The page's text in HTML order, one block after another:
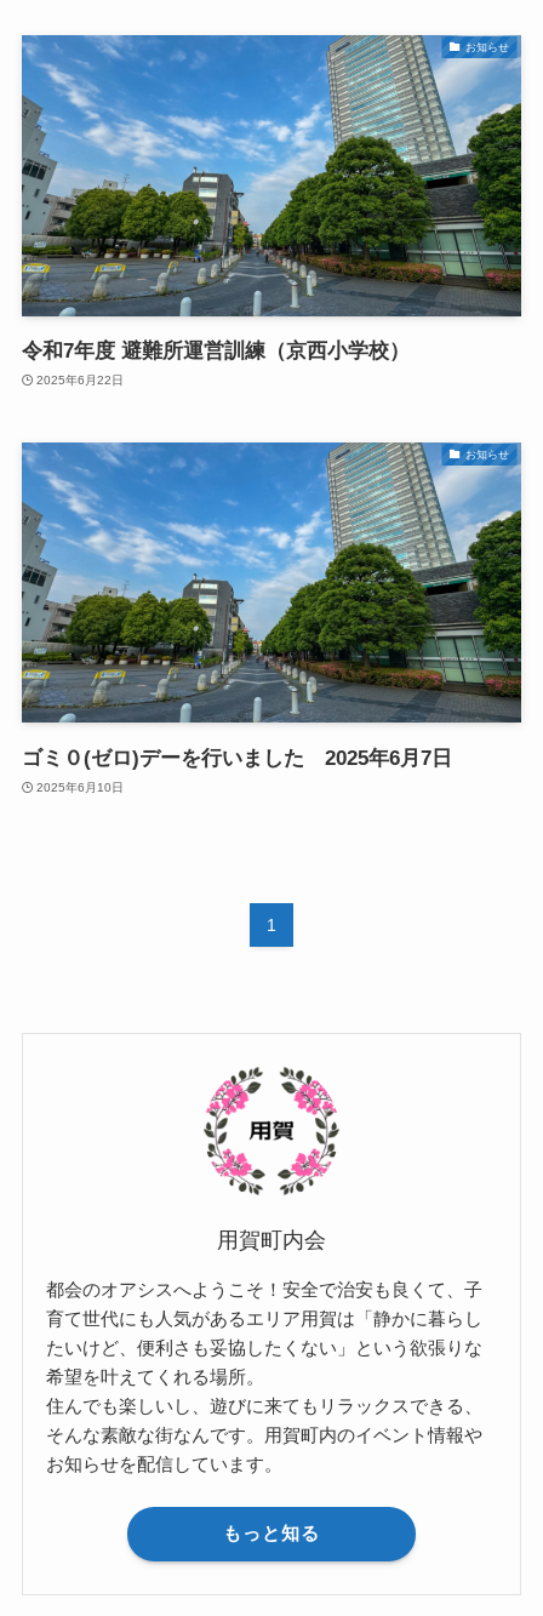
お知らせ
令和7年度 避難所運営訓練（京西小学校）
2025年6月22日
お知らせ
ゴミ０(ゼロ)デーを行いました 2025年6月7日
2025年6月10日
1
用賀町内会
都会のオアシスへようこそ！安全で治安も良くて、子
育て世代にも人気があるエリア用賀は「静かに暮らし
たいけど、便利さも妥協したくない」という欲張りな
希望を叶えてくれる場所。
住んでも楽しいし、遊びに来てもリラックスできる、
そんな素敵な街なんです。用賀町内のイベント情報や
お知らせを配信しています。
もっと知る